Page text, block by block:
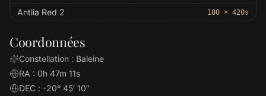
Antlia Red 2 100 × 420s
Coordonnées
Constellation : Baleine
RA : 0h 47m 11s
DEC : -20° 45′ 10″